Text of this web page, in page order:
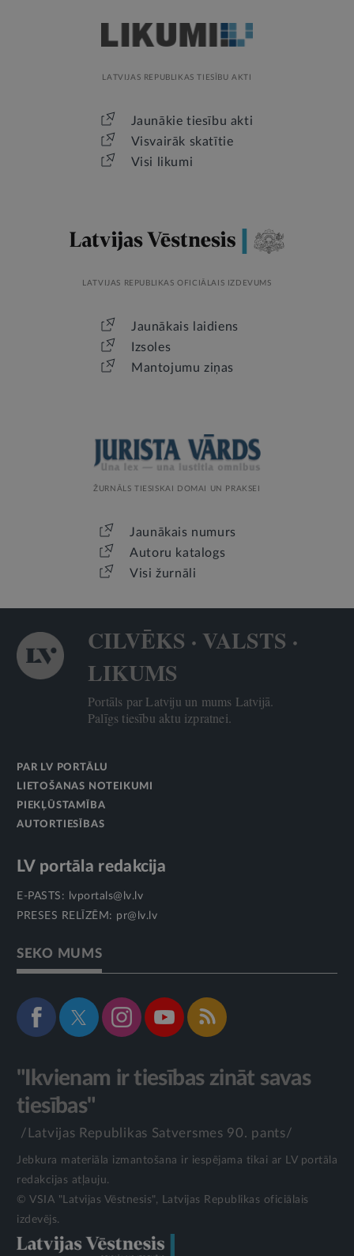
LATVIJAS REPUBLIKAS TIESĪBU AKTI
Jaunākie tiesību akti
Visvairāk skatītie
Visi likumi
LATVIJAS REPUBLIKAS OFICIĀLAIS IZDEVUMS
Jaunākais laidiens
Izsoles
Mantojumu ziņas
ŽURNĀLS TIESISKAI DOMAI UN PRAKSEI
Jaunākais numurs
Autoru katalogs
Visi žurnāli
CILVĒKS · VALSTS ·
LIKUMS
Portāls par Latviju un mums Latvijā.
Palīgs tiesību aktu izpratnei.
PAR LV PORTĀLU
LIETOŠANAS NOTEIKUMI
PIEKĻŪSTAMĪBA
AUTORTIESĪBAS
LV portāla redakcija
E-PASTS:
lvportals@lv.lv
PRESES RELĪZĒM: pr@lv.lv
SEKO MUMS
"Ikvienam ir tiesības zināt savas
tiesības"
/Latvijas Republikas Satversmes 90. pants/
Jebkura materiāla izmantošana ir iespējama tikai ar LV portāla
redakcijas atļauju.
© VSIA "Latvijas Vēstnesis", Latvijas Republikas oficiālais
izdevējs.